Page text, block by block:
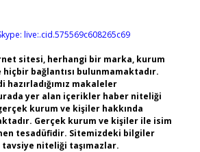
live:.cid.575569c608265c69
sitesi, herhangi bir marka, kurum
bağlantısı bulunmamaktadır.
hazırladığımız makaleler
yer alan içerikler haber niteliği
kurum ve kişiler hakkında
Gerçek kurum ve kişiler ile isim
tesadüfidir. Sitemizdeki bilgiler
niteliği taşımazlar.